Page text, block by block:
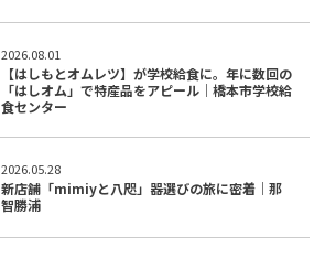
2026.08.01
【はしもとオムレツ】が学校給食に。年に数回の
「はしオム」で特産品をアピール｜橋本市学校給
食センター
2026.05.28
新店舗「mimiyと八咫」器選びの旅に密着｜那
智勝浦